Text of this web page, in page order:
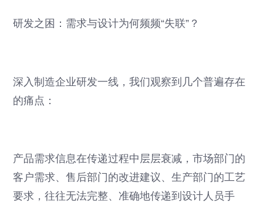
研发之困：需求与设计为何频频“失联”？
深入制造企业研发一线，我们观察到几个普遍存在
的痛点：
产品需求信息在传递过程中层层衰减，市场部门的
客户需求、售后部门的改进建议、生产部门的工艺
要求，往往无法完整、准确地传递到设计人员手